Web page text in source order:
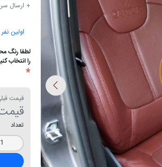
+ ارسال
اولین
لطفا رنگ
را انتخاب
*
قیمت
تعداد